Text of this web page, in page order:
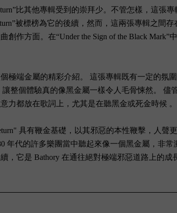
比其他專輯受到的崇拜少。不管怎樣，這張
被標榜為它的後續，然而，這兩張專輯之間存
作方面。在“Under the Sign of the Black Mark”
端金屬的精彩介紹。 這張專輯既有一定的氛
整個體驗真的像黑金屬一樣令人毛骨悚然。 儘
力都放在歌詞上，尤其是在聽黑金或死金時候 。
具有鞭金基礎，以其邪惡的本性鞭擊，人聲
年代的許多樂團當中聽起來像一個黑金屬，非
它是 Bathory 在通往絕對極端邪惡道路上的成